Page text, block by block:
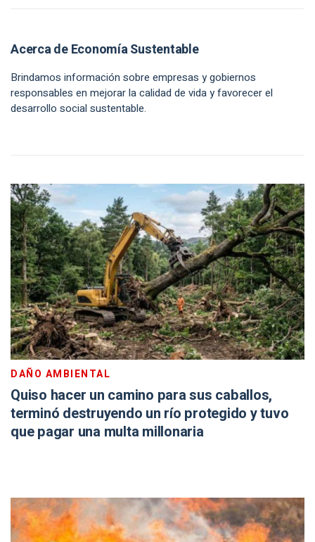
Acerca de Economía Sustentable
Brindamos información sobre empresas y gobiernos
responsables en mejorar la calidad de vida y favorecer el
desarrollo social sustentable.
DAÑO AMBIENTAL
Quiso hacer un camino para sus caballos,
terminó destruyendo un río protegido y tuvo
que pagar una multa millonaria